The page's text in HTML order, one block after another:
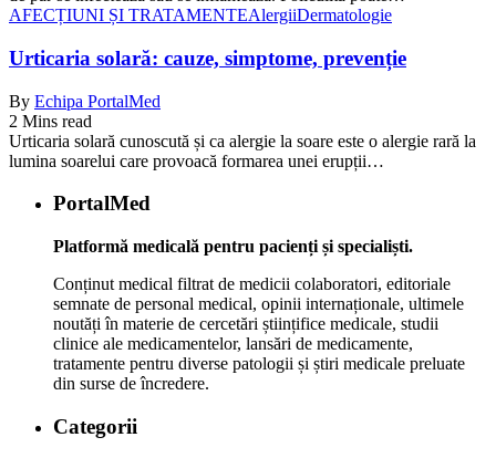
AFECȚIUNI ȘI TRATAMENTEAlergiiDermatologie
Urticaria solară: cauze, simptome, prevenție
By Echipa PortalMed
2 Mins read
Urticaria solară cunoscută și ca alergie la soare este o alergie rară la
lumina soarelui care provoacă formarea unei erupții…
PortalMed
Platformă medicală pentru pacienți și specialiști.
Conținut medical filtrat de medicii colaboratori, editoriale
semnate de personal medical, opinii internaționale, ultimele
noutăți în materie de cercetări științifice medicale, studii
clinice ale medicamentelor, lansări de medicamente,
tratamente pentru diverse patologii și știri medicale preluate
din surse de încredere.
Categorii